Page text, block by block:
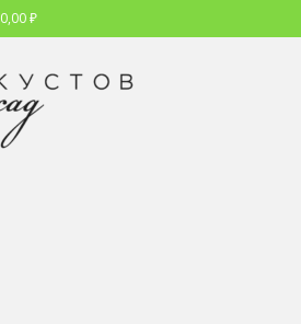
0,00₽